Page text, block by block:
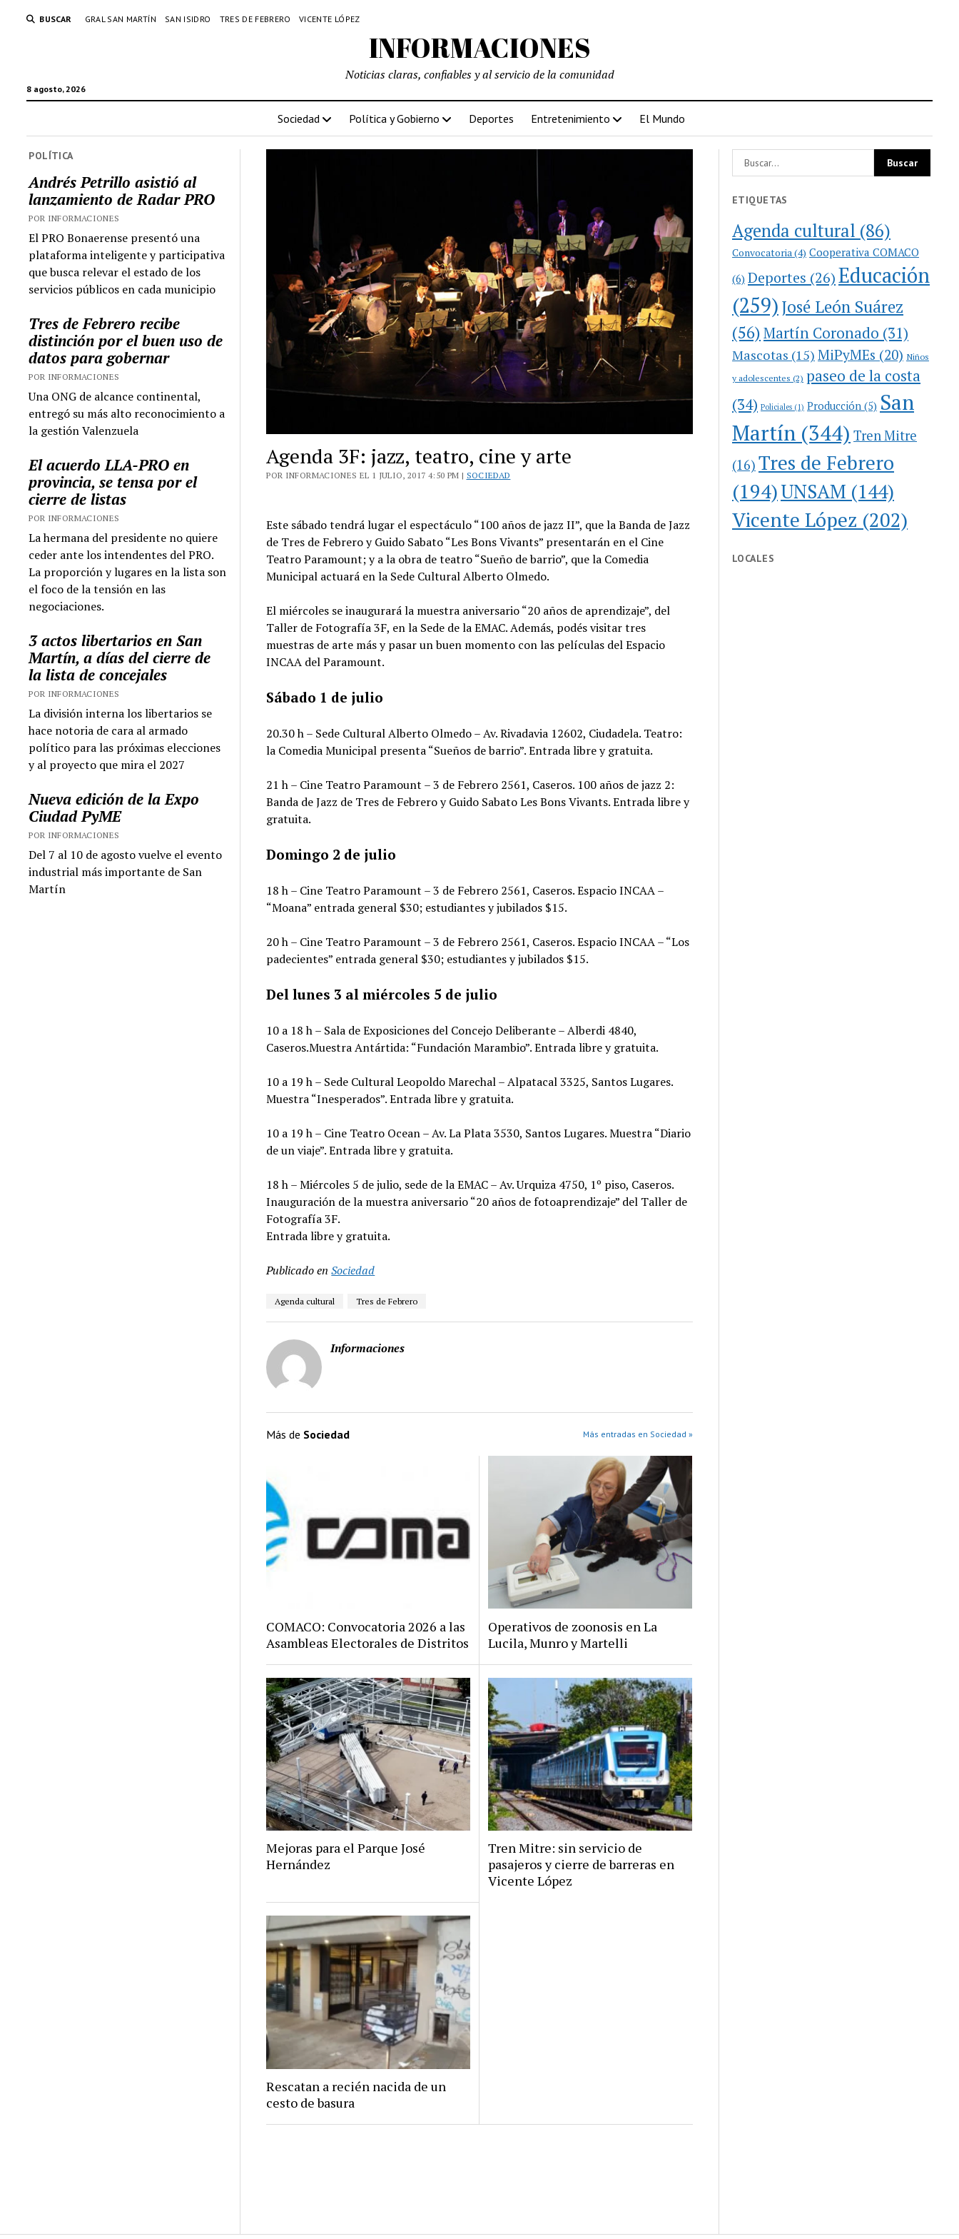
BUSCAR GRAL SAN MARTÍN SAN ISIDRO TRES DE FEBRERO VICENTE LÓPEZ
INFORMACIONES
8 agosto, 2026
Noticias claras, confiables y al servicio de la comunidad
Sociedad Política y Gobierno Deportes Entretenimiento El Mundo
POLÍTICA
Andrés Petrillo asistió al
lanzamiento de Radar PRO
POR INFORMACIONES
El PRO Bonaerense presentó una
plataforma inteligente y participativa
que busca relevar el estado de los
servicios públicos en cada municipio
Tres de Febrero recibe
distinción por el buen uso de
datos para gobernar
POR INFORMACIONES
Una ONG de alcance continental,
entregó su más alto reconocimiento a
la gestión Valenzuela
El acuerdo LLA-PRO en
provincia, se tensa por el
cierre de listas
POR INFORMACIONES
La hermana del presidente no quiere
ceder ante los intendentes del PRO.
La proporción y lugares en la lista son
el foco de la tensión en las
negociaciones.
3 actos libertarios en San
Martín, a días del cierre de
la lista de concejales
POR INFORMACIONES
La división interna los libertarios se
hace notoria de cara al armado
político para las próximas elecciones
y al proyecto que mira el 2027
Nueva edición de la Expo
Ciudad PyME
POR INFORMACIONES
Del 7 al 10 de agosto vuelve el evento
industrial más importante de San
Martín
Agenda 3F: jazz, teatro, cine y arte
POR INFORMACIONES EL 1 JULIO, 2017 4:50 PM | SOCIEDAD
Este sábado tendrá lugar el espectáculo “100 años de jazz II”, que la Banda de Jazz
de Tres de Febrero y Guido Sabato “Les Bons Vivants” presentarán en el Cine
Teatro Paramount; y a la obra de teatro “Sueño de barrio”, que la Comedia
Municipal actuará en la Sede Cultural Alberto Olmedo.
El miércoles se inaugurará la muestra aniversario “20 años de aprendizaje”, del
Taller de Fotografía 3F, en la Sede de la EMAC. Además, podés visitar tres
muestras de arte más y pasar un buen momento con las películas del Espacio
INCAA del Paramount.
Sábado 1 de julio
20.30 h – Sede Cultural Alberto Olmedo – Av. Rivadavia 12602, Ciudadela. Teatro:
la Comedia Municipal presenta “Sueños de barrio”. Entrada libre y gratuita.
21 h – Cine Teatro Paramount – 3 de Febrero 2561, Caseros. 100 años de jazz 2:
Banda de Jazz de Tres de Febrero y Guido Sabato Les Bons Vivants. Entrada libre y
gratuita.
Domingo 2 de julio
18 h – Cine Teatro Paramount – 3 de Febrero 2561, Caseros. Espacio INCAA –
“Moana” entrada general $30; estudiantes y jubilados $15.
20 h – Cine Teatro Paramount – 3 de Febrero 2561, Caseros. Espacio INCAA – “Los
padecientes” entrada general $30; estudiantes y jubilados $15.
Del lunes 3 al miércoles 5 de julio
10 a 18 h – Sala de Exposiciones del Concejo Deliberante – Alberdi 4840,
Caseros.Muestra Antártida: “Fundación Marambio”. Entrada libre y gratuita.
10 a 19 h – Sede Cultural Leopoldo Marechal – Alpatacal 3325, Santos Lugares.
Muestra “Inesperados”. Entrada libre y gratuita.
10 a 19 h – Cine Teatro Ocean – Av. La Plata 3530, Santos Lugares. Muestra “Diario
de un viaje”. Entrada libre y gratuita.
18 h – Miércoles 5 de julio, sede de la EMAC – Av. Urquiza 4750, 1º piso, Caseros.
Inauguración de la muestra aniversario “20 años de fotoaprendizaje” del Taller de
Fotografía 3F.
Entrada libre y gratuita.
Publicado en Sociedad
Agenda cultural Tres de Febrero
Informaciones
Más de Sociedad Más entradas en Sociedad »
COMACO: Convocatoria 2026 a las
Asambleas Electorales de Distritos
Operativos de zoonosis en La
Lucila, Munro y Martelli
Mejoras para el Parque José
Hernández
Tren Mitre: sin servicio de
pasajeros y cierre de barreras en
Vicente López
Rescatan a recién nacida de un
cesto de basura
ETIQUETAS
Agenda cultural (86)
Convocatoria (4) Cooperativa COMACO
(6) Deportes (26)Educación
(259)José León Suárez
(56)Martín Coronado (31)
Mascotas (15) MiPyMEs (20) Niños
y adolescentes (2) paseo de la costa
(34) Policiales (1) Producción (5) San
Martín (344) Tren Mitre
(16) Tres de Febrero
(194)UNSAM (144)
Vicente López (202)
LOCALES